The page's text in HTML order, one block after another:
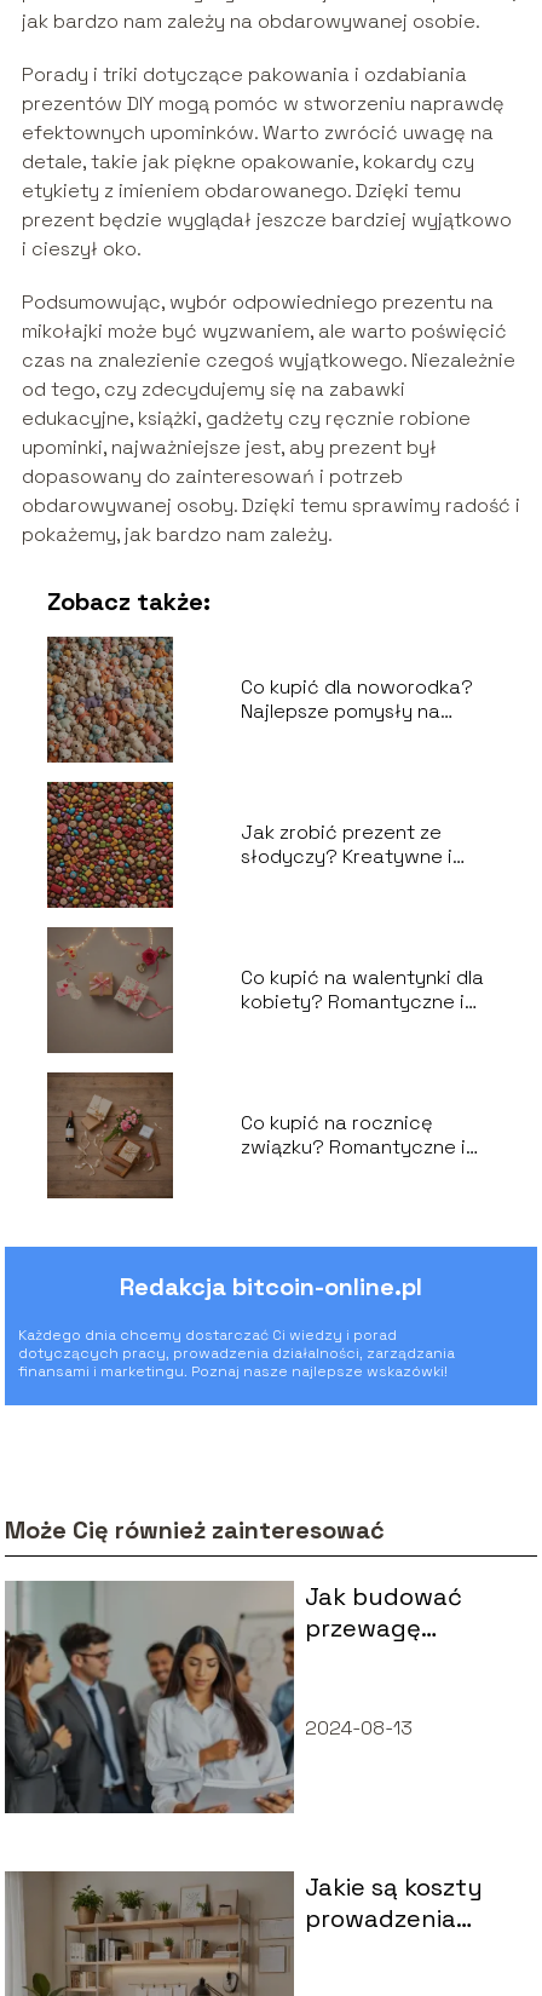
jak bardzo nam zależy na obdarowywanej osobie.
Porady i triki dotyczące pakowania i ozdabiania
prezentów DIY mogą pomóc w stworzeniu naprawdę
efektownych upominków. Warto zwrócić uwagę na
detale, takie jak piękne opakowanie, kokardy czy
etykiety z imieniem obdarowanego. Dzięki temu
prezent będzie wyglądał jeszcze bardziej wyjątkowo
i cieszył oko.
Podsumowując, wybór odpowiedniego prezentu na
mikołajki może być wyzwaniem, ale warto poświęcić
czas na znalezienie czegoś wyjątkowego. Niezależnie
od tego, czy zdecydujemy się na zabawki
edukacyjne, książki, gadżety czy ręcznie robione
upominki, najważniejsze jest, aby prezent był
dopasowany do zainteresowań i potrzeb
obdarowywanej osoby. Dzięki temu sprawimy radość i
pokażemy, jak bardzo nam zależy.
Zobacz także:
Co kupić dla noworodka?
Najlepsze pomysły na
Jak zrobić prezent ze
słodyczy? Kreatywne i
Co kupić na walentynki dla
kobiety? Romantyczne i
Co kupić na rocznicę
związku? Romantyczne i
Redakcja bitcoin-online.pl
Każdego dnia chcemy dostarczać Ci wiedzy i porad
dotyczących pracy, prowadzenia działalności, zarządzania
finansami i marketingu. Poznaj nasze najlepsze wskazówki!
Może Cię również zainteresować
Jak budować
przewagę
Sprawdzone
2024-08-13
Jakie są koszty
prowadzenia